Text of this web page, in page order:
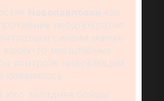
Новопавловки как
неоднократно
силами малых
каких-то масштабных
контроля информации
появлялось.
юго-западнее бойцы